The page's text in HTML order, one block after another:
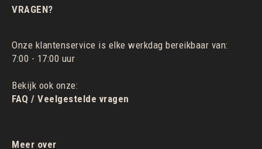
VRAGEN?
Onze klantenservice is elke werkdag bereikbaar van:
7:00 - 17:00 uur
Bekijk ook onze:
FAQ / Veelgestelde vragen
Meer over